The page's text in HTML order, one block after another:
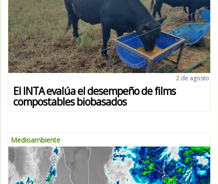
2 de agosto
El INTA evalúa el desempeño de films
compostables biobasados
Medioambiente